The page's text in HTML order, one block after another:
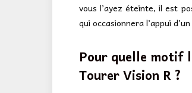
vous l’ayez éteinte, il est
qui occasionnera l’appui
Pour quelle motif
Tourer Vision R ?